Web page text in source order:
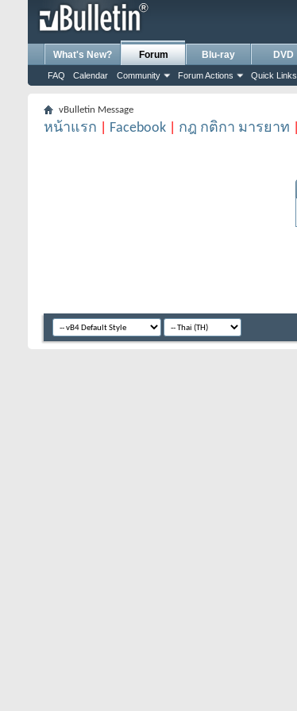
What's New? Forum
FAQ Calendar Community Forum Actions Quick Links
Blu-ray DVD
vBulletin Message
หน้าแรก Facebook กฎ กติกา มารยาท